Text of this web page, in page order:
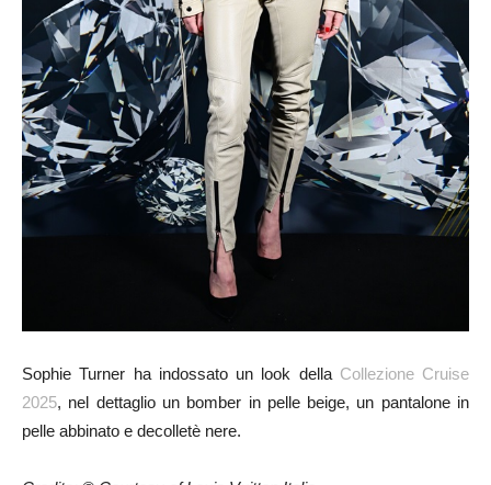
Sophie Turner ha indossato un look della Collezione Cruise
2025, nel dettaglio un bomber in pelle beige, un pantalone in
pelle abbinato e decolletè nere.